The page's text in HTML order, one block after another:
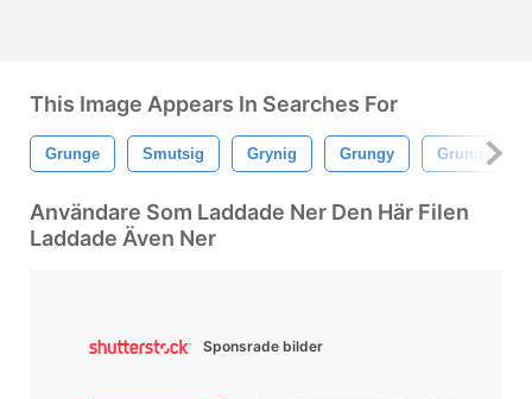
This Image Appears In Searches For
Grunge Smutsig Grynig Grungy Grungy
Användare Som Laddade Ner Den Här Filen
Laddade Även Ner
Sponsrade bilder